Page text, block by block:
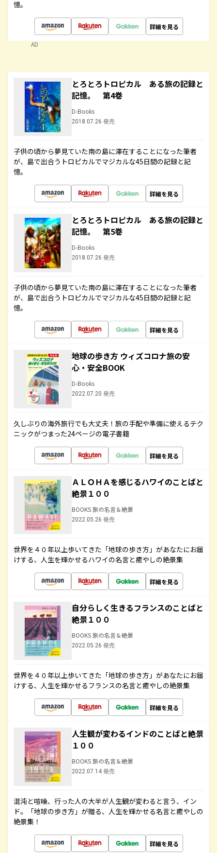
憶。
詳細を見る
AD
とろとろトロピカル ある旅の記録と
記憶。 第4巻
D-Books
2018.07.26 発売
子供の頃から夢見ていた南の島に滞在することになった筆者
が、島で出合うトロピカルでマジカルな45日間の記録と記
憶。
詳細を見る
とろとろトロピカル ある旅の記録と
記憶。 第5巻
D-Books
2018.07.26 発売
子供の頃から夢見ていた南の島に滞在することになった筆者
が、島で出合うトロピカルでマジカルな45日間の記録と記
憶。
詳細を見る
地球の歩き方 ウィズコロナ旅の安
心・安全BOOK
D-Books
2022.07.20 発売
久しぶりの海外旅行でも大丈夫！旅の手配や準備に使えるテク
ニックがつまった24ページの電子書籍
詳細を見る
ＡＬＯＨＡを感じるハワイのことばと
絶景１００
BOOKS 旅の名言＆絶景
2022.05.26 発売
世界を４０年以上歩いてきた「地球の歩き方」があなたにお届
けする、人生を輝かせるハワイの名言と癒やしの絶景集
詳細を見る
自分らしく生きるフランスのことばと
絶景１００
BOOKS 旅の名言＆絶景
2022.05.26 発売
世界を４０年以上歩いてきた「地球の歩き方」があなたにお届
けする、人生を輝かせるフランスの名言と癒やしの絶景集
詳細を見る
人生観が変わるインドのことばと絶景
１００
BOOKS 旅の名言＆絶景
2022.07.14 発売
混沌と喧噪、行った人の大半が人生観が変わると言う、イン
ド。「地球の歩き方」が贈る、人生を輝かせる名言と癒やしの
絶景集！
詳細を見る